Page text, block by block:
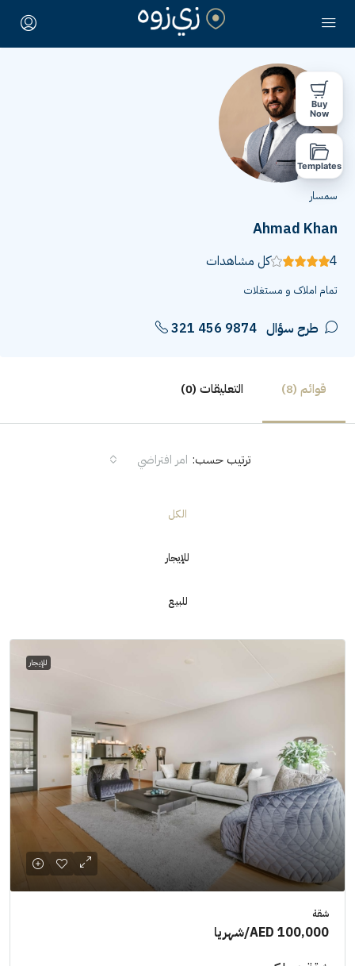
سمسار
Ahmad Khan
4 كل مشاهدات
تمام املاک و مستغلات
طرح سؤال 321 456 9874
قوائم (8) التعليقات (0)
الكل
للإيجار
للبيع
ترتيب حسب: امر افتراضي
للإيجار
شقة
AED 100,000/شهريا
Buy
Now
Templates